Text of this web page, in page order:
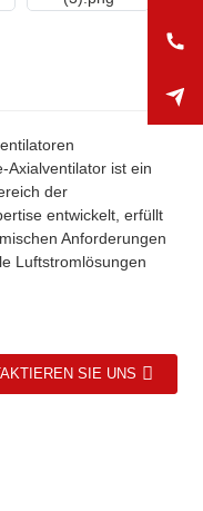
Axialventilator ist ein
der
entwickelt, erfüllt
Anforderungen
Luftstromlösungen
SIE UNS